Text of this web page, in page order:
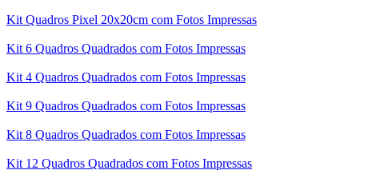
Kit Quadros Pixel 20x20cm com Fotos Impressas
Kit 6 Quadros Quadrados com Fotos Impressas
Kit 4 Quadros Quadrados com Fotos Impressas
Kit 9 Quadros Quadrados com Fotos Impressas
Kit 8 Quadros Quadrados com Fotos Impressas
Kit 12 Quadros Quadrados com Fotos Impressas